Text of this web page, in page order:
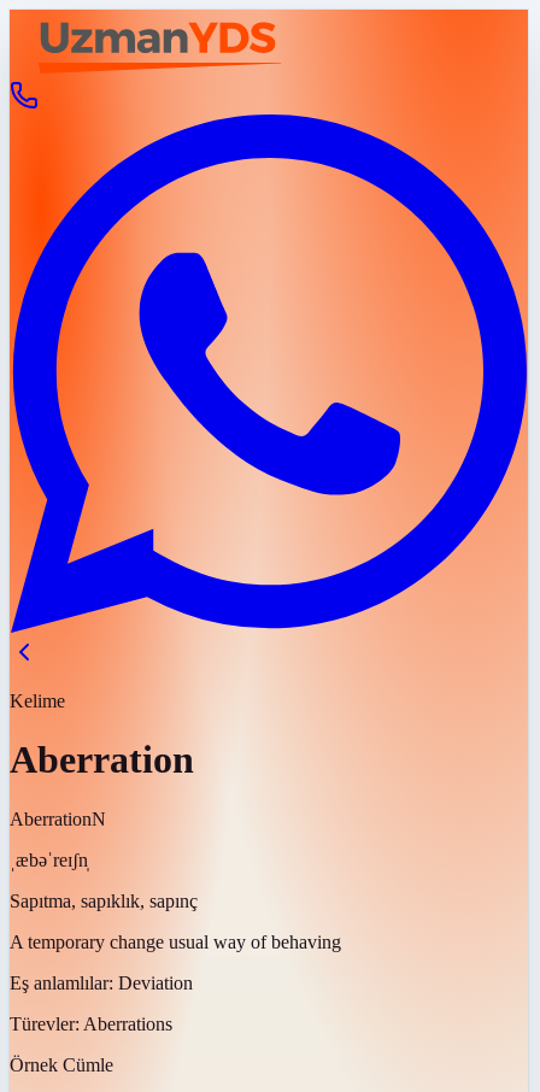
Kelime
Aberration
AberrationN
ˌæbəˈreɪʃn̩
Sapıtma, sapıklık, sapınç
A temporary change usual way of behaving
Eş anlamlılar: Deviation
Türevler: Aberrations
Örnek Cümle